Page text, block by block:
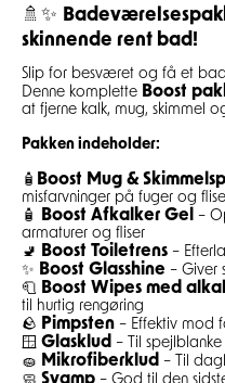
🚿✨
skinnende rent bad!
Slip for besværet og få et
Denne komplette Boost
at fjerne kalk, mug, skimmel
Pakken indeholder:
🧴 Boost Mug &
misfarvninger på fuger og
🧴
Boost Afkalker Gel –
armaturer og fliser
🚽 Boost Toiletrens –
✨ Boost Glasshine – Giver
🧻 Boost Wipes med
til hurtig rengøring
🪨 Pimpsten – Effektiv mod
🪟 Glasklud – Til
🧽 Mikrofiberklud – Til